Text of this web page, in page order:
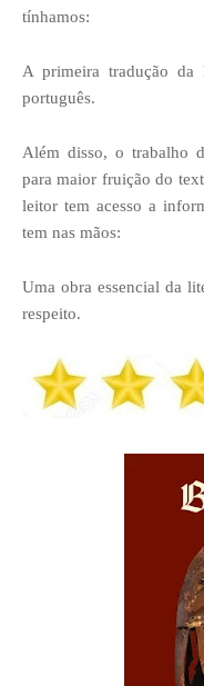
tínhamos:
A primeira tradução
português.
Além disso, o trabalho
para maior fruição do
leitor tem acesso a
tem nas mãos:
Uma obra essencial da
respeito.